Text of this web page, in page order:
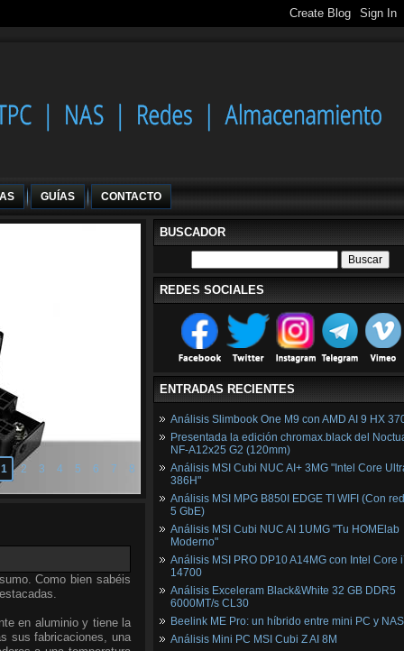
GUÍAS CONTACTO
1 2 3 4 5 6 7 8
Como bien sabéis
en aluminio y tiene la
sus fabricaciones, una
BUSCADOR
REDES SOCIALES
ENTRADAS RECIENTES
Análisis Slimbook One M9 con AMD AI 9 HX
Presentada la edición chromax.black del
NF‑A12x25 G2 (120mm)
Análisis MSI Cubi NUC AI+ 3MG "Intel Core
386H"
Análisis MSI MPG B850I EDGE TI WIFI (Con
5 GbE)
Análisis MSI Cubi NUC AI 1UMG "Tu HOMElab
Moderno"
Análisis MSI PRO DP10 A14MG con Intel Core
14700
Análisis Exceleram Black&White 32 GB DDR5
6000MT/s CL30
Beelink ME Pro: un híbrido entre mini PC y NAS
Análisis Mini PC MSI Cubi Z AI 8M